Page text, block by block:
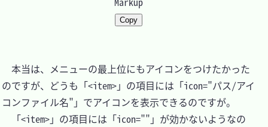
Copy
本当は、メニューの最上位にもアイコンをつけたかった
のですが、どうも「<item>」の項目には「icon="パス/アイ
コンファイル名"」でアイコンを表示できるのですが。
「<item>」の項目には「icon=""」が効かないようなの